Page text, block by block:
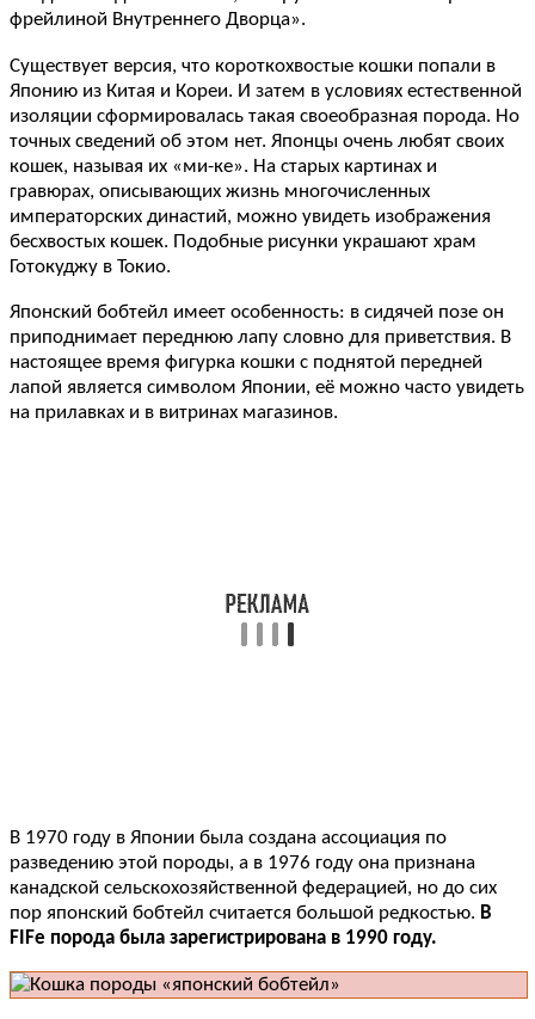
фрейлиной Внутреннего Дворца».
Существует версия, что короткохвостые кошки попали в
Японию из Китая и Кореи. И затем в условиях естественной
изоляции сформировалась такая своеобразная порода. Но
точных сведений об этом нет. Японцы очень любят своих
кошек, называя их «ми-ке». На старых картинах и
гравюрах, описывающих жизнь многочисленных
императорских династий, можно увидеть изображения
бесхвостых кошек. Подобные рисунки украшают храм
Готокуджу в Токио.
Японский бобтейл имеет особенность: в сидячей позе он
приподнимает переднюю лапу словно для приветствия. В
настоящее время фигурка кошки с поднятой передней
лапой является символом Японии, её можно часто увидеть
на прилавках и в витринах магазинов.
В 1970 году в Японии была создана ассоциация по
разведению этой породы, а в 1976 году она признана
канадской сельскохозяйственной федерацией, но до сих
пор японский бобтейл считается большой редкостью. В
FIFe порода была зарегистрирована в 1990 году.